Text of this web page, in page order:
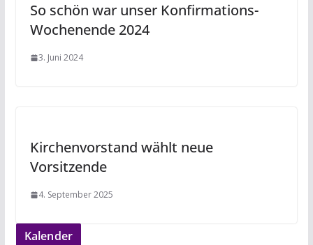
So schön war unser Konfirmations-
Wochenende 2024
3. Juni 2024
Kirchenvorstand wählt neue
Vorsitzende
4. September 2025
Kalender